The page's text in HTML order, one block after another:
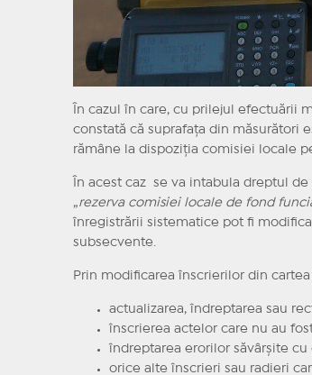
În cazul în care, cu prilejul efectuării
constată că suprafaţa din măsurători
rămâne la dispoziţia comisiei locale
În acest caz se va intabula dreptul
„rezerva comisiei locale de fond
înregistrării sistematice pot fi
subsecvente.
Prin modificarea înscrierilor din
actualizarea, îndreptarea sau
înscrierea actelor care nu au
îndreptarea erorilor săvârşite
orice alte înscrieri sau radieri